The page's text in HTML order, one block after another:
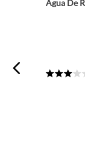
Agua De